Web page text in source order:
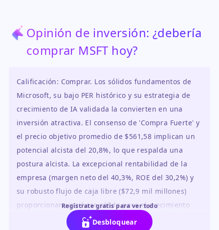
Opinión de inversión: ¿debería
comprar MSFT hoy?
Calificación: Comprar. Los sólidos fundamentos de
Microsoft, su bajo PER histórico y su estrategia de
crecimiento de IA validada la convierten en una
inversión atractiva. El consenso de 'Compra Fuerte' y
el precio objetivo promedio de $561,58 implican un
potencial alcista del 20,8%, lo que respalda una
postura alcista. La excepcional rentabilidad de la
empresa (margen neto del 40,3%, ROE del 30,2%) y
su robusto flujo de caja libre ($72,9 mil millones)
proporcionan una base sólida para el crecimiento
Regístrate gratis para ver todo
Desbloquear